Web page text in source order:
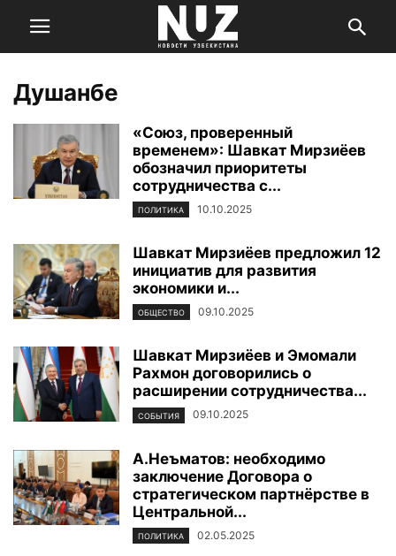
Душанбе
«Союз, проверенный
временем»: Шавкат Мирзиёев
обозначил приоритеты
сотрудничества с...
ПОЛИТИКА 10.10.2025
Шавкат Мирзиёев предложил 12
инициатив для развития
экономики и...
ОБЩЕСТВО 09.10.2025
Шавкат Мирзиёев и Эмомали
Рахмон договорились о
расширении сотрудничества...
СОБЫТИЯ 09.10.2025
А.Неъматов: необходимо
заключение Договора о
стратегическом партнёрстве в
Центральной...
ПОЛИТИКА 02.05.2025